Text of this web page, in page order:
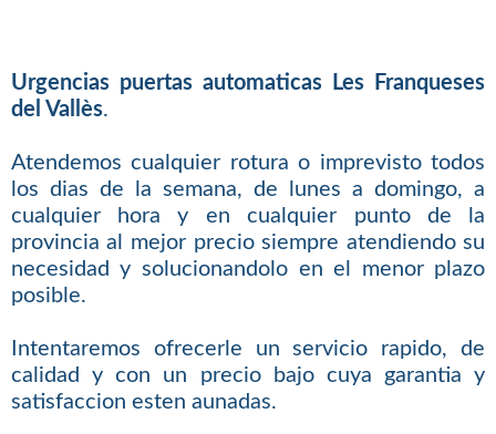
Urgencias puertas automaticas Les Franqueses
del Vallès.
Atendemos cualquier rotura o imprevisto todos
los dias de la semana, de lunes a domingo, a
cualquier hora y en cualquier punto de la
provincia al mejor precio siempre atendiendo su
necesidad y solucionandolo en el menor plazo
posible.
Intentaremos ofrecerle un servicio rapido, de
calidad y con un precio bajo cuya garantia y
satisfaccion esten aunadas.